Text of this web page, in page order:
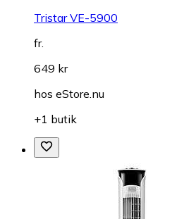
Tristar VE-5900
fr.
649 kr
hos eStore.nu
+1 butik